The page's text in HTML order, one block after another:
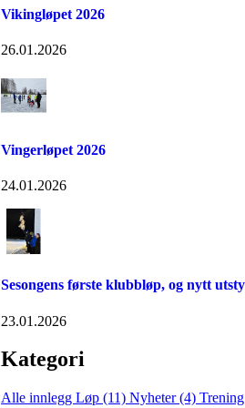
Vikingløpet 2026
26.01.2026
Vingerløpet 2026
24.01.2026
Sesongens første klubbløp, og nytt
23.01.2026
Kategori
Alle innlegg Løp (11) Nyheter (4)